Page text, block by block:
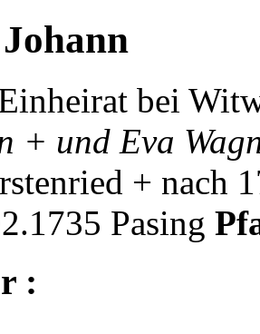
bei
+ und Eva
+ nach
Pasing
: